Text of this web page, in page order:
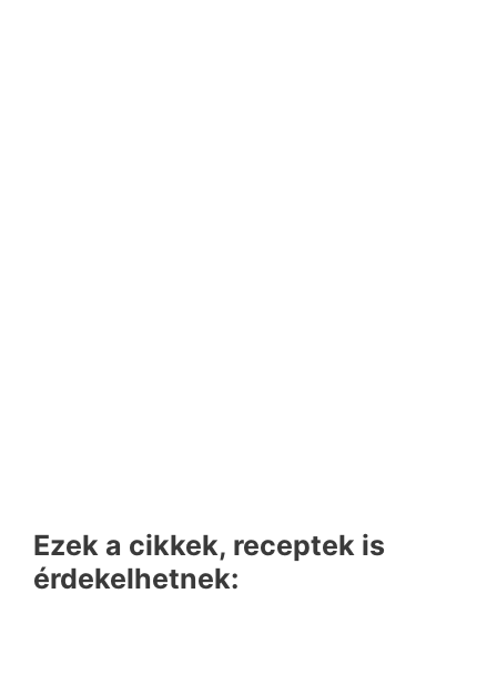
Ezek a cikkek, receptek is
érdekelhetnek: